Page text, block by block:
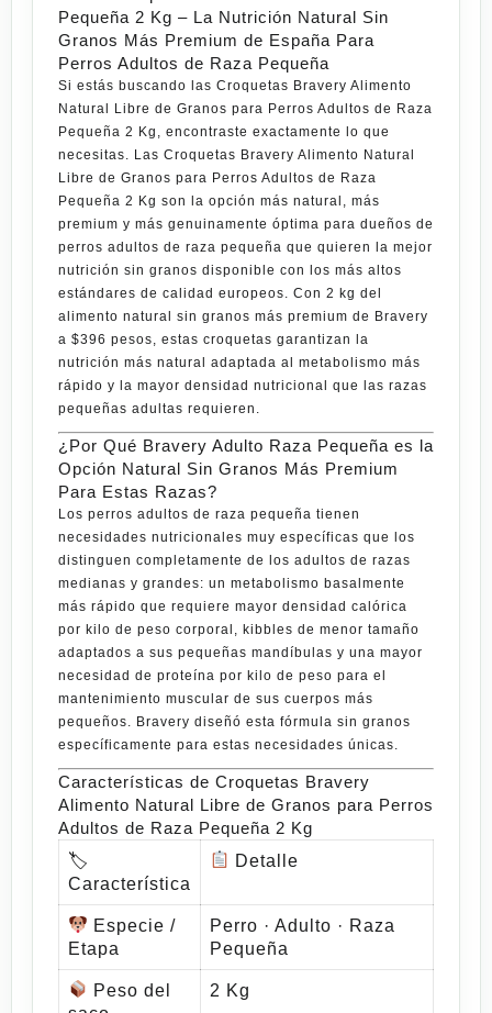
Pequeña 2 Kg – La Nutrición Natural Sin
Granos Más Premium de España Para
Perros Adultos de Raza Pequeña
Si estás buscando las Croquetas Bravery Alimento
Natural Libre de Granos para Perros Adultos de Raza
Pequeña 2 Kg
, encontraste exactamente lo que
necesitas. Las Croquetas Bravery Alimento Natural
Libre de Granos para Perros Adultos de Raza
Pequeña 2 Kg son la opción más natural, más
premium y más genuinamente óptima para dueños de
perros adultos de raza pequeña que quieren la mejor
nutrición sin granos disponible con los más altos
estándares de calidad europeos. Con 2 kg del
alimento natural sin granos más premium de Bravery
a $396 pesos , estas croquetas garantizan la
nutrición más natural adaptada al metabolismo más
rápido y la mayor densidad nutricional que las razas
pequeñas adultas requieren.
¿Por Qué Bravery Adulto Raza Pequeña es la
Opción Natural Sin Granos Más Premium
Para Estas Razas?
Los perros adultos de raza pequeña tienen
necesidades nutricionales muy específicas que los
distinguen completamente de los adultos de razas
medianas y grandes: un metabolismo basalmente
más rápido que requiere mayor densidad calórica
por kilo de peso corporal, kibbles de menor tamaño
adaptados a sus pequeñas mandíbulas y una mayor
necesidad de proteína por kilo de peso para el
mantenimiento muscular de sus cuerpos más
pequeños. Bravery diseñó esta fórmula sin granos
específicamente para estas necesidades únicas.
Características de Croquetas Bravery
Alimento Natural Libre de Granos para Perros
Adultos de Raza Pequeña 2 Kg
🏷
Característica
Detalle
Especie /
Etapa
Perro · Adulto · Raza
Pequeña
Peso del
2 Kg